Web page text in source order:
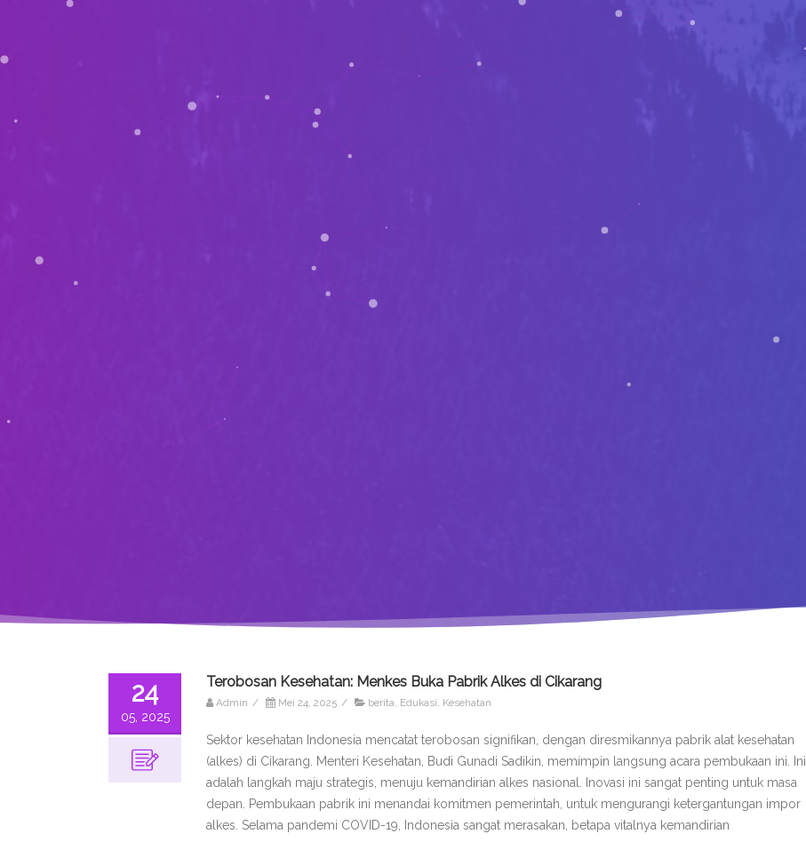
24
05, 2025
Terobosan Kesehatan: Menkes Buka Pabrik Alkes di Cikarang
Admin / Mei 24, 2025 / berita, Edukasi, Kesehatan
Sektor kesehatan Indonesia mencatat terobosan signifikan, dengan diresmikannya pabrik alat kesehatan
(alkes) di Cikarang. Menteri Kesehatan, Budi Gunadi Sadikin, memimpin langsung acara pembukaan ini. Ini
adalah langkah maju strategis, menuju kemandirian alkes nasional. Inovasi ini sangat penting untuk masa
depan. Pembukaan pabrik ini menandai komitmen pemerintah, untuk mengurangi ketergantungan impor
alkes. Selama pandemi COVID-19, Indonesia sangat merasakan, betapa vitalnya kemandirian